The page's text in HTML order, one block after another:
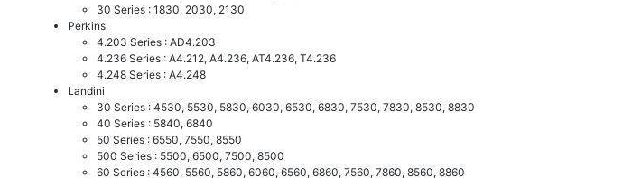
30 Series : 1830, 2030, 2130
Perkins
4.203 Series : AD4.203
4.236 Series : A4.212, A4.236, AT4.236, T4.236
4.248 Series : A4.248
Landini
30 Series : 4530, 5530, 5830, 6030, 6530, 6830, 7530, 7830, 8530, 8830
40 Series : 5840, 6840
50 Series : 6550, 7550, 8550
500 Series : 5500, 6500, 7500, 8500
60 Series : 4560, 5560, 5860, 6060, 6560, 6860, 7560, 7860, 8560, 8860